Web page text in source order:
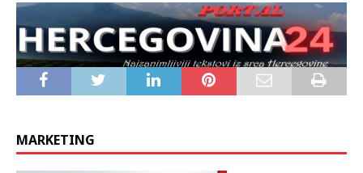
MARKETING